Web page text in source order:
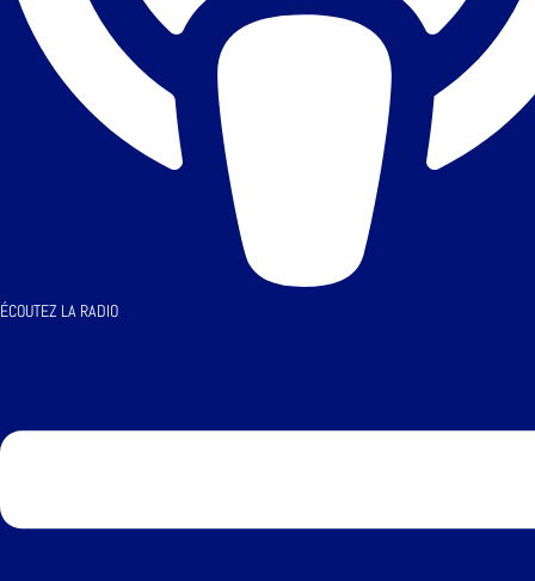
ÉCOUTEZ LA RADIO